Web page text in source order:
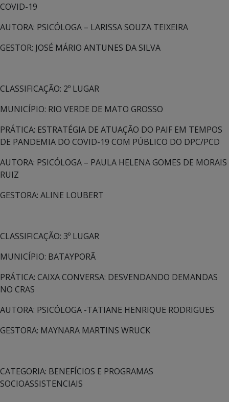
COVID-19
AUTORA: PSICÓLOGA – LARISSA SOUZA TEIXEIRA
GESTOR: JOSÉ MÁRIO ANTUNES DA SILVA
CLASSIFICAÇÃO: 2º LUGAR
MUNICÍPIO: RIO VERDE DE MATO GROSSO
PRÁTICA: ESTRATÉGIA DE ATUAÇÃO DO PAIF EM TEMPOS
DE PANDEMIA DO COVID-19 COM PÚBLICO DO DPC/PCD
AUTORA: PSICÓLOGA – PAULA HELENA GOMES DE MORAIS
RUIZ
GESTORA: ALINE LOUBERT
CLASSIFICAÇÃO: 3º LUGAR
MUNICÍPIO: BATAYPORÃ
PRÁTICA: CAIXA CONVERSA: DESVENDANDO DEMANDAS
NO CRAS
AUTORA: PSICÓLOGA -TATIANE HENRIQUE RODRIGUES
GESTORA: MAYNARA MARTINS WRUCK
CATEGORIA: BENEFÍCIOS E PROGRAMAS
SOCIOASSISTENCIAIS